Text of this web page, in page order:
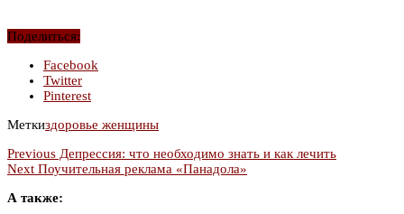
Поделиться:
Facebook
Twitter
Pinterest
Меткиздоровье женщины
Previous Депрессия: что необходимо знать и как лечить
Next Поучительная реклама «Панадола»
А также: